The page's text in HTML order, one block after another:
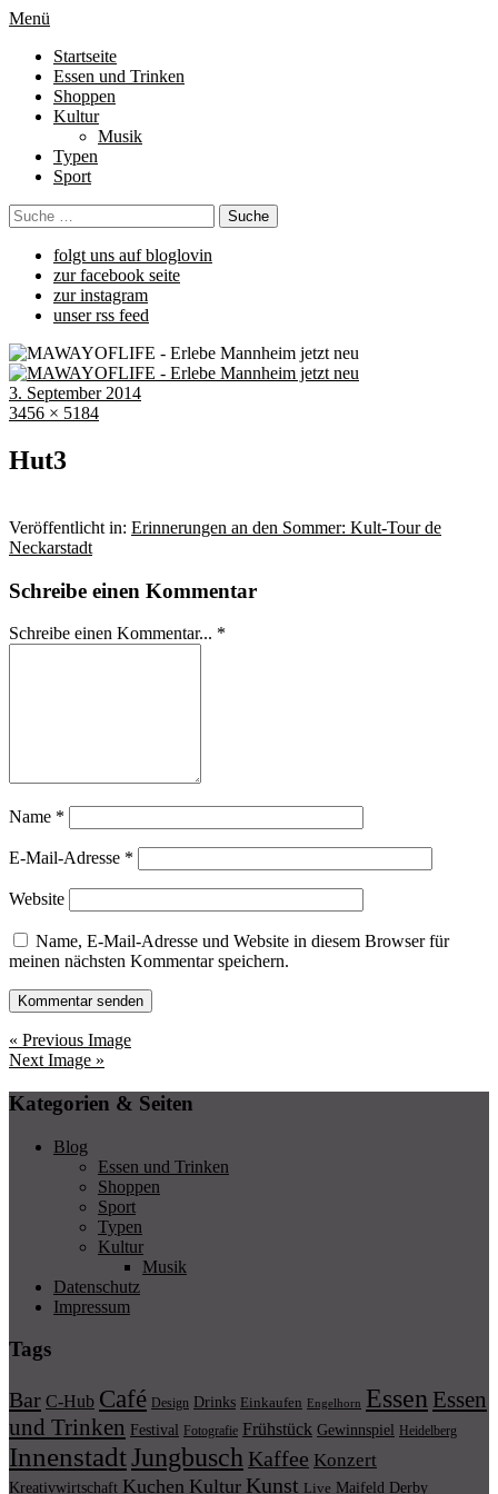
Menü
Startseite
Essen und Trinken
Shoppen
Kultur
Musik
Typen
Sport
folgt uns auf bloglovin
zur facebook seite
zur instagram
unser rss feed
3. September 2014
3456 × 5184
Hut3
Veröffentlicht in: Erinnerungen an den Sommer: Kult-Tour de
Neckarstadt
Schreibe einen Kommentar
Schreibe einen Kommentar... *
Name *
E-Mail-Adresse *
Website
Name, E-Mail-Adresse und Website in diesem Browser für
meinen nächsten Kommentar speichern.
« Previous Image
Next Image »
Kategorien & Seiten
Blog
Essen und Trinken
Shoppen
Sport
Typen
Kultur
Musik
Datenschutz
Impressum
Tags
Bar C-Hub Café Design Drinks Einkaufen Engelhorn Essen Essen
und Trinken Festival Fotografie Frühstück Gewinnspiel Heidelberg
InnenstadtJungbusch Kaffee Konzert
Kreativwirtschaft Kuchen Kultur Kunst Live Maifeld Derby